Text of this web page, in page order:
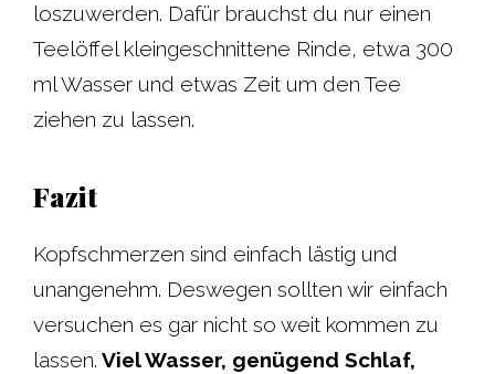
loszuwerden. Dafür brauchst du nur einen
Teelöffel kleingeschnittene Rinde, etwa 300
ml Wasser und etwas Zeit um den Tee
ziehen zu lassen.
Fazit
Kopfschmerzen sind einfach lästig und
unangenehm. Deswegen sollten wir einfach
versuchen es gar nicht so weit kommen zu
lassen. Viel Wasser, genügend Schlaf,